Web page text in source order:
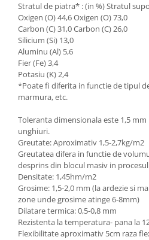
Stratul de piatra* : (in %) Stratul
Oxigen (O) 44,6 Oxigen (O) 73,0
Carbon (C) 31,0 Carbon (C) 26,0
Silicium (Si) 13,0
Aluminu (Al) 5,6
Fier (Fe) 3,4
Potasiu (K) 2,4
*Poate fi diferita in functie de tipul
marmura, etc.
Toleranta dimensionala este 1,5
unghiuri.
Greutate: Aproximativ 1,5-2,7kg/m2
Greutatea difera in functie de
desprins din blocul masiv in
Densitate: 1,45hm/m2
Grosime: 1,5-2,0 mm (la ardezie si
zone unde grosime atinge 6-8mm)
Dilatare termica: 0,5-0,8 mm
Rezistenta la temperatura- pana la
Flexibilitate aproximativ 5cm raza